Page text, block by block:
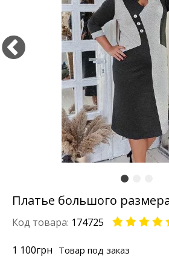
Платье большого
Код товара: 174725
1 100грн Товар под заказ